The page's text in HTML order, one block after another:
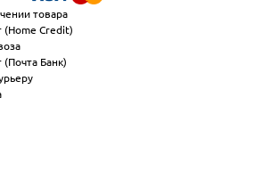
товара
(Home Credit)
(Почта Банк)